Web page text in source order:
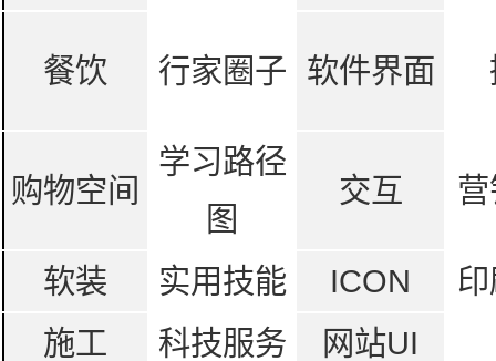
餐饮 行家圈子 软件界面
购物空间
学习路径
图
交互
软装 实用技能 ICON
施工
科技服务
网站UI